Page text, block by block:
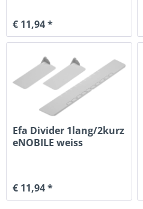
€ 11,94 *
Efa Divider 1lang/2kurz
eNOBILE weiss
€ 11,94 *